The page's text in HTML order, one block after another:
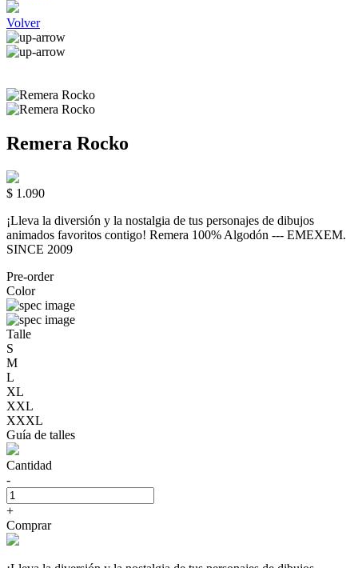
Volver
Remera Rocko
$ 1.090
¡Lleva la diversión y la nostalgia de tus personajes de dibujos
animados favoritos contigo! Remera 100% Algodón --- EMEXEM.
SINCE 2009
Pre-order
Color
Talle
S
M
L
XL
XXL
XXXL
Guía de talles
Cantidad
-
+
Comprar